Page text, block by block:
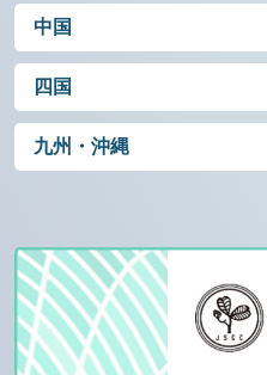
中国
四国
九州・沖縄